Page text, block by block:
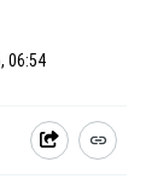
06:54